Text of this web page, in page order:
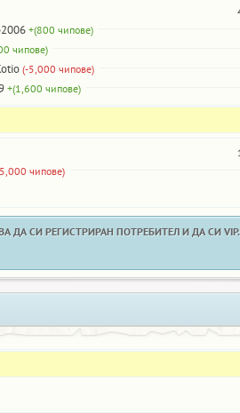
+(800 чипове)
чипове)
(-5,000 чипове)
+(1,600 чипове)
чипове)
ДА СИ РЕГИСТРИРАН ПОТРЕБИТЕЛ И ДА СИ VIP.